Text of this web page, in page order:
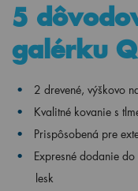
5
galérku
2 drevené, výškovo
Kvalitné kovanie s
Prispôsobená pre
Expresné dodanie
lesk